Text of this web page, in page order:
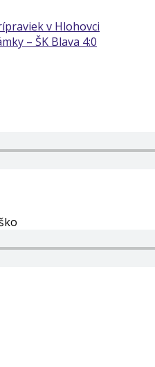
v Hlohovci
– ŠK Blava 4:0